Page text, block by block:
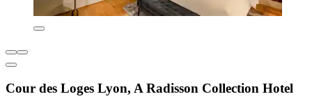
Cour des Loges Lyon, A Radisson Collection Hotel